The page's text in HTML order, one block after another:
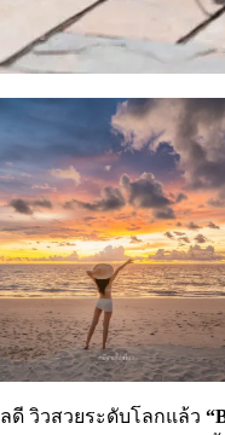
ดี วิวสวยระดับโลกแล้ว